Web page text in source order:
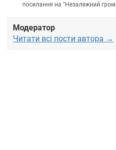
посилання на "Незалежний
Модератор
Читати всі пости автора →